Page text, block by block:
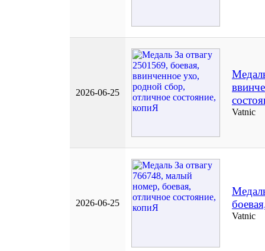
2026-06-25
Vatnic
2026-06-25
Vatnic